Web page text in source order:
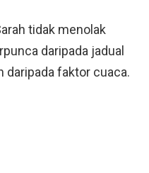
tidak menolak
daripada jadual
daripada faktor cuaca.